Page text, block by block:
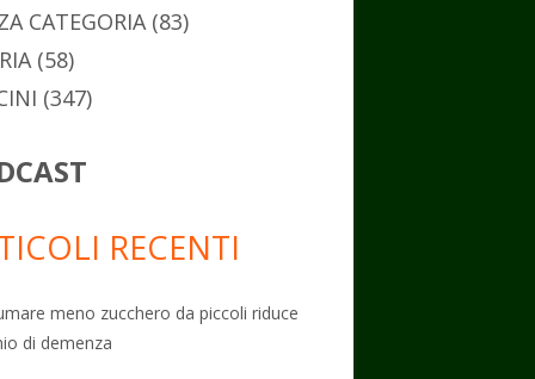
CATEGORIA(83)
(58)
(347)
RECENTI
meno zucchero da piccoli riduce
di demenza